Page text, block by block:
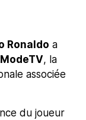
Ronaldo a
, la
associée
du joueur